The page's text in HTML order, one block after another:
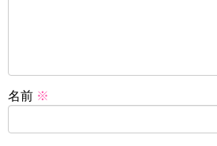
名前 ※